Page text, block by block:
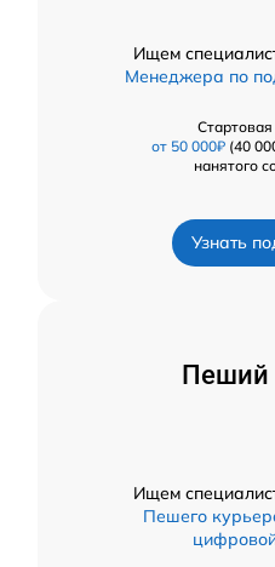
Ищем
Менеджера по
от 50 000₽(40
нанятого
Узнать
Пеший
Ищем
Пешего